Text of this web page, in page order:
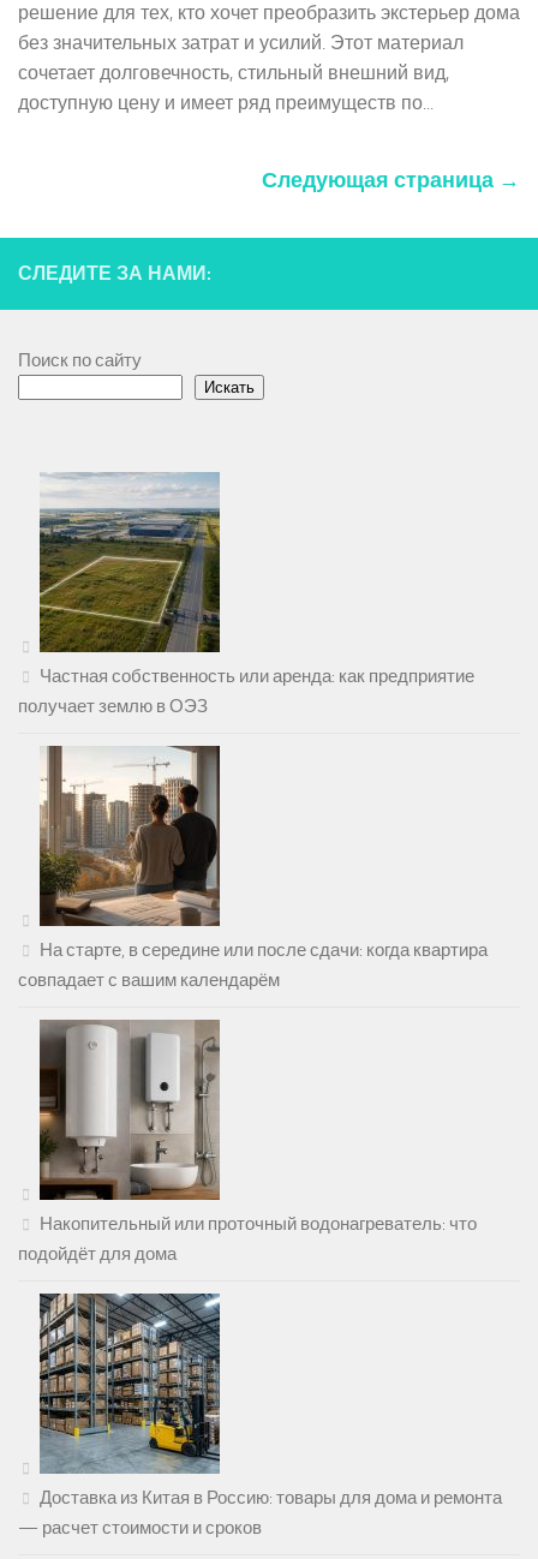
решение для тех, кто хочет преобразить экстерьер дома
без значительных затрат и усилий. Этот материал
сочетает долговечность, стильный внешний вид,
доступную цену и имеет ряд преимуществ по...
Следующая страница →
СЛЕДИТЕ ЗА НАМИ:
Поиск по сайту
Искать
Частная собственность или аренда: как предприятие
получает землю в ОЭЗ
На старте, в середине или после сдачи: когда квартира
совпадает с вашим календарём
Накопительный или проточный водонагреватель: что
подойдёт для дома
Доставка из Китая в Россию: товары для дома и ремонта
— расчет стоимости и сроков